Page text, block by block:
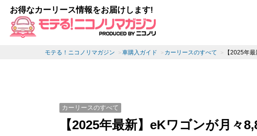
お得なカーリース情報をお届けします!
モテる！ニコノリマガジン 車購入ガイド カーリースのすべて 【2025年
カーリースのすべて
【2025年最新】eKワゴンが月々